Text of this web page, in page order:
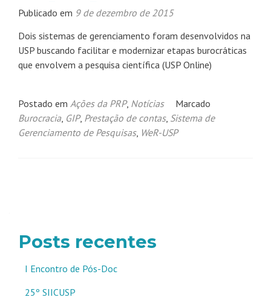
Publicado em 9 de dezembro de 2015
Dois sistemas de gerenciamento foram desenvolvidos na
USP buscando facilitar e modernizar etapas burocráticas
que envolvem a pesquisa científica (USP Online)
Postado em Ações da PRP, Notícias
Marcado
Burocracia, GIP, Prestação de contas, Sistema de
Gerenciamento de Pesquisas, WeR-USP
Posts recentes
I Encontro de Pós-Doc
25º SIICUSP